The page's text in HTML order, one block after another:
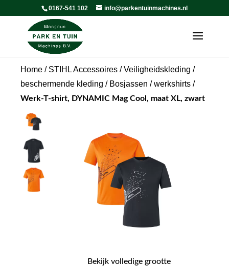
0167-541 102 info@parkentuinmachines.nl
Home / STIHL Accessoires /Veiligheidskleding /
beschermende kleding / Bosjassen / werkshirts /
Werk-T-shirt, DYNAMIC Mag Cool, maat XL, zwart
Bekijk volledige grootte